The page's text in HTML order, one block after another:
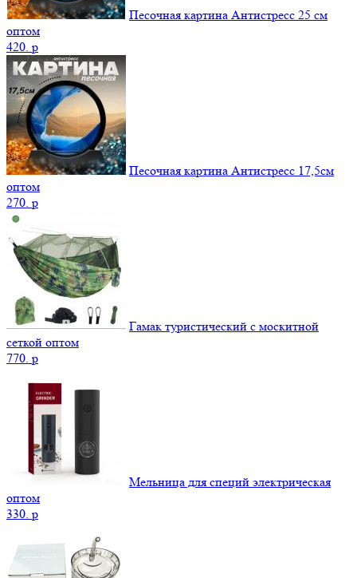
Песочная картина Антистресс 25 см
оптом
420. p
Песочная картина Антистресс 17,5см
оптом
270. p
Гамак туристический с москитной
сеткой оптом
770. p
Мельница для специй электрическая
оптом
330. p